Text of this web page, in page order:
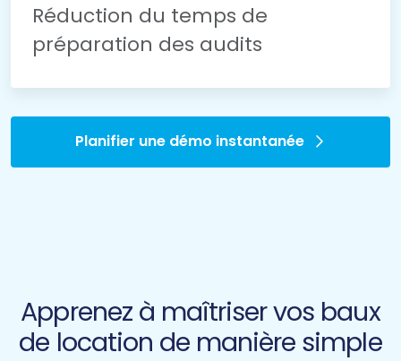
Réduction du temps de
préparation des audits
Planifier une démo instantanée
Apprenez à maîtriser vos baux
de location de manière simple